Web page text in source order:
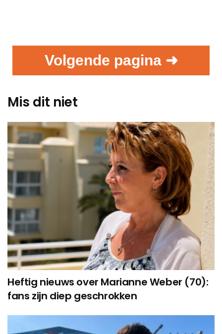
Volgende pagina ➜
Mis dit niet
Heftig nieuws over Marianne Weber (70):
fans zijn diep geschrokken